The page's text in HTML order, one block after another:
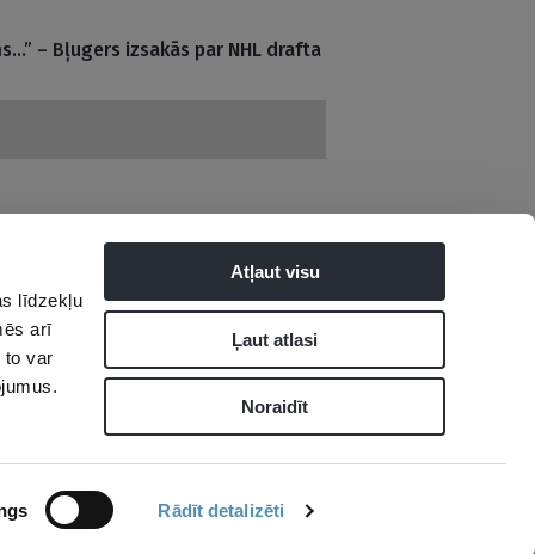
līdzekļu
arī
to var
Rādīt detalizēti
Atļaut visu
Ļaut atlasi
Noraidīt
– Bļugers izsakās par NHL drafta
politika